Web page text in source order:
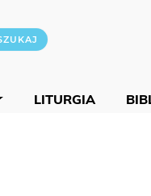
LITURGIA